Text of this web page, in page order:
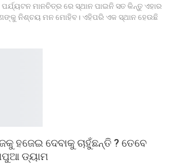
ମାନଚିତ୍ର ରେ ସ୍ଥାନ ପାଇନି ସତ କିନ୍ତୁ ଏହାର
ନିଶ୍ଚୟ ମନ ମୋହିବ। ଏହିପରି ଏକ ସ୍ଥାନ ହେଉଛି
ହଜେଇ ଦେବାକୁ ଚାହୁଁଛନ୍ତି ? ତେବେ
ଡ୍ୟାମ